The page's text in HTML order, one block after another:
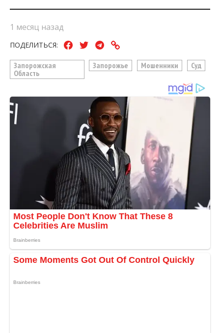
1 месяц назад
ПОДЕЛИТЬСЯ:
Запорожская
Область
Запорожье Мошенники Суд